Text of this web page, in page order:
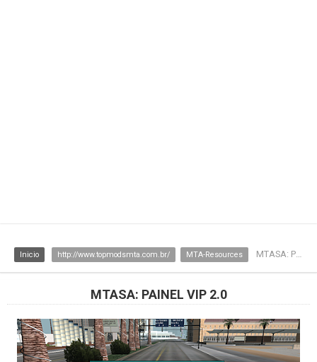
Inicio http://www.topmodsmta.com.br/ MTA-Resources MTASA: Painel VIP 2.0
MTASA: PAINEL VIP 2.0